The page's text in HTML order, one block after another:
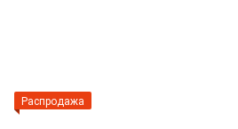
Распродажа